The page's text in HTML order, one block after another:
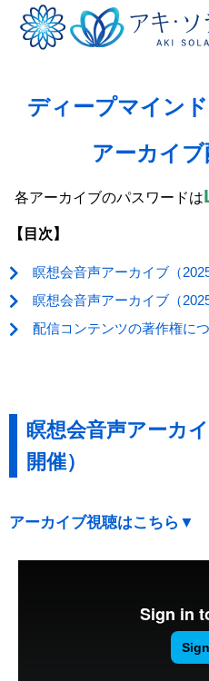
ディープマイン
アーカイ
各アーカイブのパスワードは
【目次】
瞑想会音声アーカイブ（
瞑想会音声アーカイブ（
配信コンテンツの著作権に
瞑想会音声アーカ
開催）
アーカイブ視聴はこちら▼